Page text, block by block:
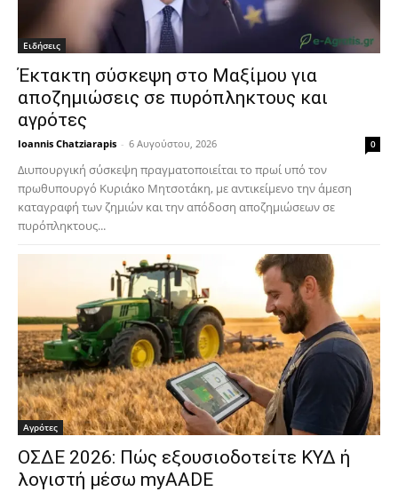
Ειδήσεις
Έκτακτη σύσκεψη στο Μαξίμου για
αποζημιώσεις σε πυρόπληκτους και
αγρότες
Ioannis Chatziarapis - 6 Αυγούστου, 2026 0
Διυπουργική σύσκεψη πραγματοποιείται το πρωί υπό τον
πρωθυπουργό Κυριάκο Μητσοτάκη, με αντικείμενο την άμεση
καταγραφή των ζημιών και την απόδοση αποζημιώσεων σε
πυρόπληκτους...
Αγρότες
ΟΣΔΕ 2026: Πώς εξουσιοδοτείτε ΚΥΔ ή
λογιστή μέσω myAADE